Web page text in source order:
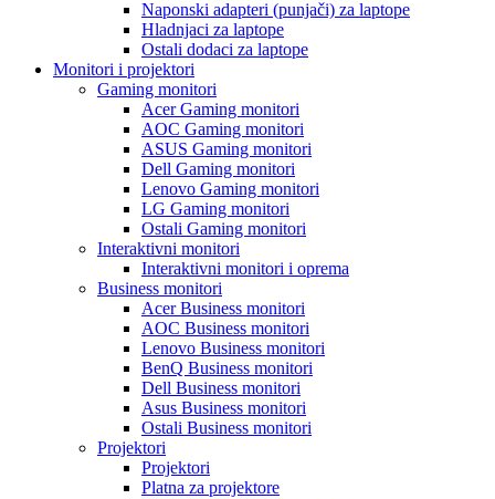
Naponski adapteri (punjači) za laptope
Hladnjaci za laptope
Ostali dodaci za laptope
Monitori i projektori
Gaming monitori
Acer Gaming monitori
AOC Gaming monitori
ASUS Gaming monitori
Dell Gaming monitori
Lenovo Gaming monitori
LG Gaming monitori
Ostali Gaming monitori
Interaktivni monitori
Interaktivni monitori i oprema
Business monitori
Acer Business monitori
AOC Business monitori
Lenovo Business monitori
BenQ Business monitori
Dell Business monitori
Asus Business monitori
Ostali Business monitori
Projektori
Projektori
Platna za projektore